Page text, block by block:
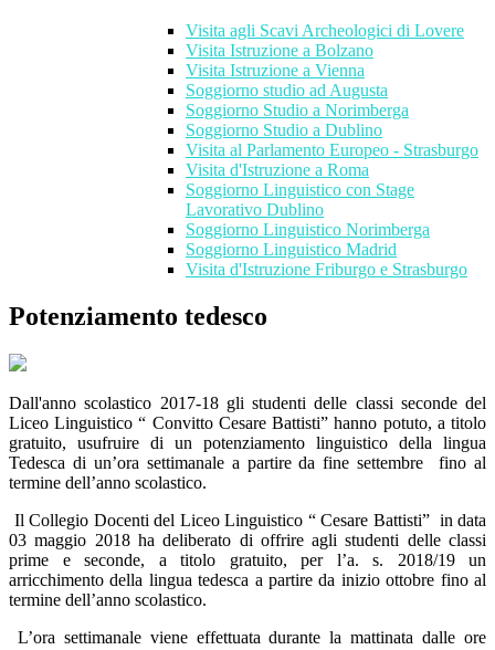
Visita agli Scavi Archeologici di Lovere
Visita Istruzione a Bolzano
Visita Istruzione a Vienna
Soggiorno studio ad Augusta
Soggiorno Studio a Norimberga
Soggiorno Studio a Dublino
Visita al Parlamento Europeo - Strasburgo
Visita d'Istruzione a Roma
Soggiorno Linguistico con Stage
Lavorativo Dublino
Soggiorno Linguistico Norimberga
Soggiorno Linguistico Madrid
Visita d'Istruzione Friburgo e Strasburgo
Potenziamento tedesco
Dall'anno scolastico 2017-18 gli studenti delle classi seconde del
Liceo Linguistico “ Convitto Cesare Battisti” hanno potuto, a titolo
gratuito, usufruire di un potenziamento linguistico della lingua
Tedesca di un’ora settimanale a partire da fine settembre fino al
termine dell’anno scolastico.
Il Collegio Docenti del Liceo Linguistico “ Cesare Battisti” in data
03 maggio 2018 ha deliberato di offrire agli studenti delle classi
prime e seconde, a titolo gratuito, per l’a. s. 2018/19 un
arricchimento della lingua tedesca a partire da inizio ottobre fino al
termine dell’anno scolastico.
L’ora settimanale viene effettuata durante la mattinata dalle ore